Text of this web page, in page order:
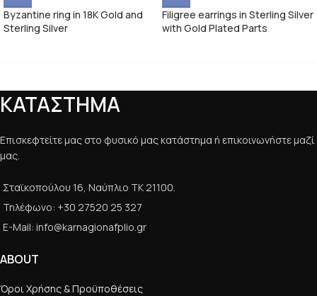
Byzantine ring in 18K Gold and
Sterling Silver
Filigree earrings in Sterling Silver
with Gold Plated Parts
ΚΑΤΑΣΤΗΜΑ
Επισκεφτείτε μας στο φυσικό μας κατάστημα ή επικοινωνήστε μαζί
μας.
Σταϊκοπούλου 16, Ναύπλιο ΤΚ 21100.
Τηλέφωνο: +30 27520 25 327
E-Mail: info@karnagionafplio.gr
ABOUT
Όροι Χρήσης & Προϋποθέσεις